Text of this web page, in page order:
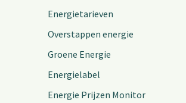
Energietarieven
Overstappen energie
Groene Energie
Energielabel
Energie Prijzen Monitor